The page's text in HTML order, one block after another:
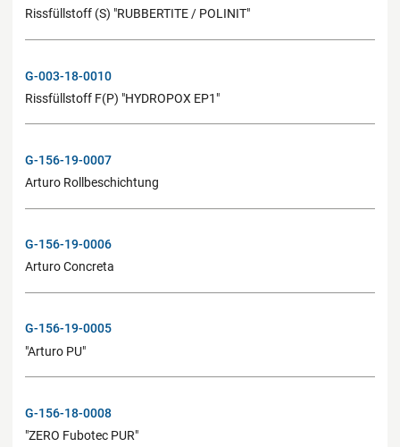
Rissfüllstoff (S) "RUBBERTITE / POLINIT"
G-003-18-0010
Rissfüllstoff F(P) "HYDROPOX EP1"
G-156-19-0007
Arturo Rollbeschichtung
G-156-19-0006
Arturo Concreta
G-156-19-0005
"Arturo PU"
G-156-18-0008
"ZERO Fubotec PUR"